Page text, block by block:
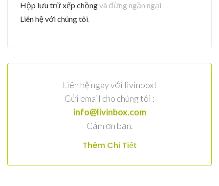
Hộp lưu trữ xếp chồngvà đừng ngần ngại
Liên hệ với chúng tôi.
Liên hệ ngay với livinbox!
Gửi email cho chúng tôi :
info@livinbox.com
Cảm ơn bạn.
Thêm Chi Tiết